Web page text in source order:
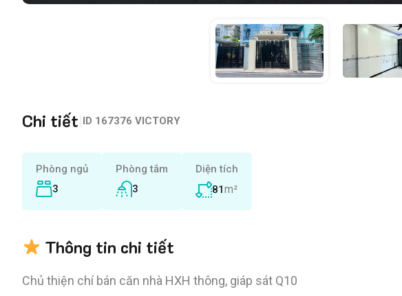
Chi tiết ID 167376 VICTORY
Phòng ngủ
3
Phòng tắm
3
Diện tích
81m²
Thông tin chi tiết
Chủ thiện chí bán căn nhà HXH thông, giáp sát Q10